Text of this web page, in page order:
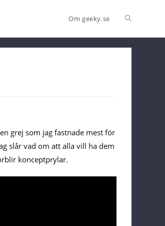
Om geeky.se
grej som jag fastnade mest för
slår vad om att alla vill ha dem
konceptprylar.